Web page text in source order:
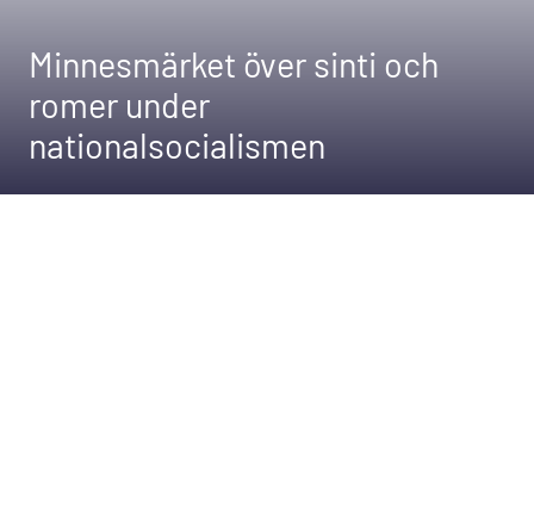
Minnesmärket över sinti och
romer under
nationalsocialismen